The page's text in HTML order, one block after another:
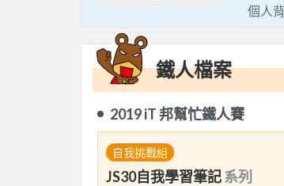
個人
鐵人檔案
2019 iT 邦幫忙鐵人賽
自我挑戰組
JS30自我學習筆記系列